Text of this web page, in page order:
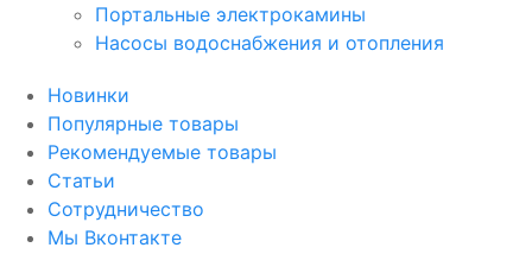
Портальные электрокамины
Насосы водоснабжения и отопления
Новинки
Популярные товары
Рекомендуемые товары
Статьи
Сотрудничество
Мы Вконтакте